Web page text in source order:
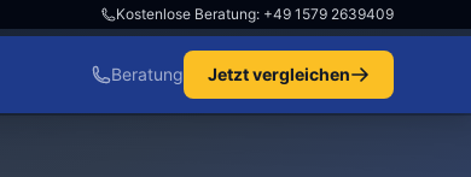
Kostenlose Beratung: +49 1579 2639409
Beratung Jetzt vergleichen